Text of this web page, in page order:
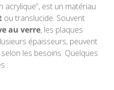
acrylique”, est un matériau
ou translucide. Souvent
au verre, les plaques
épaisseurs, peuvent
les besoins. Quelques
: